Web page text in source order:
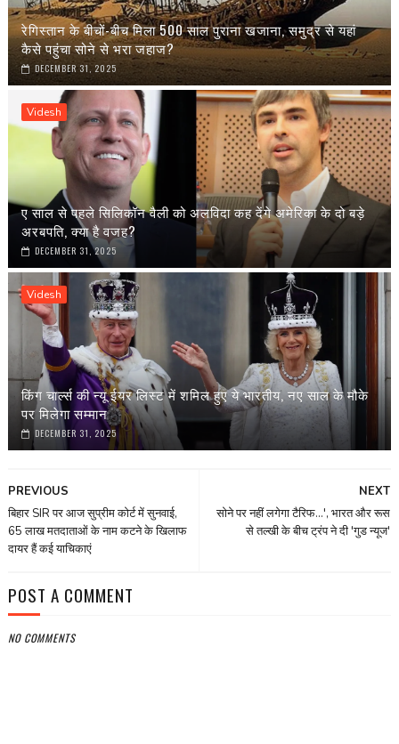
रेगिस्तान के बीचों-बीच मिला 500 साल पुराना खजाना, समुद्र से यहां
कैसे पहुंचा सोने से भरा जहाज?
DECEMBER 31, 2025
Videsh
ए साल से पहले सिलिकॉन वैली को अलविदा कह देंगे अमेरिका के दो बड़े
अरबपति, क्या है वजह?
DECEMBER 31, 2025
Videsh
किंग चार्ल्स की न्यू ईयर लिस्ट में शमिल हुए ये भारतीय, नए साल के मौके
पर मिलेगा सम्मान
DECEMBER 31, 2025
NEXT
सोने पर नहीं लगेगा टैरिफ...', भारत और रूस
से तल्खी के बीच ट्रंप ने दी 'गुड न्यूज'
PREVIOUS
बिहार SIR पर आज सुप्रीम कोर्ट में सुनवाई,
65 लाख मतदाताओं के नाम कटने के खिलाफ
दायर हैं कई याचिकाएं
POST A COMMENT
NO COMMENTS